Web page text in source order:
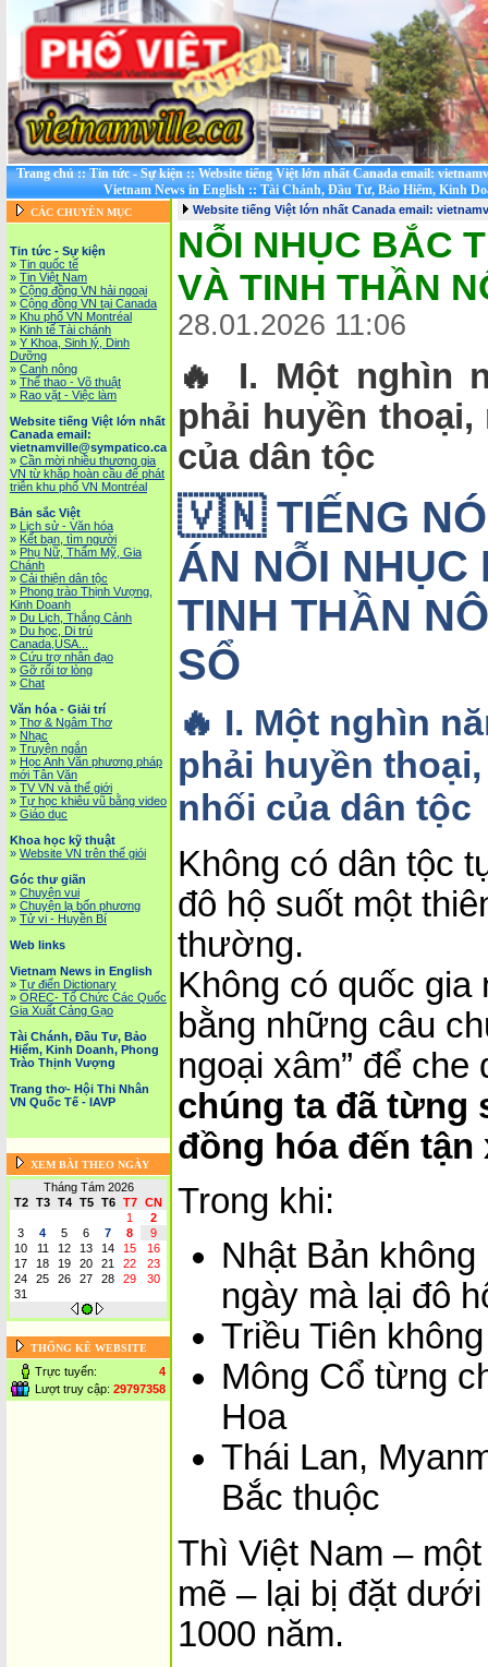
Trang chủ::Tin tức - Sự kiện::Website tiếng Việt lớn nhất Canada email:
Vietnam News in English::Tài Chánh, Đầu Tư, Bảo Hiểm, Kinh
CÁC CHUYÊN MỤC
Tin tức - Sự kiện
» Tin quốc tế
» Tin Việt Nam
» Cộng đồng VN hải ngoại
» Cộng đồng VN tại Canada
» Khu phố VN Montréal
» Kinh tế Tài chánh
» Y Khoa, Sinh lý, Dinh
Dưỡng
» Canh nông
» Thể thao - Võ thuật
» Rao vặt - Việc làm
Website tiếng Việt lớn nhất
Canada email:
vietnamville@sympatico.ca
» Cần mời nhiều thương gia
VN từ khắp hoàn cầu để phát
triễn khu phố VN Montréal
Bản sắc Việt
» Lịch sử - Văn hóa
» Kết bạn, tìm người
» Phụ Nữ, Thẩm Mỹ, Gia
Chánh
» Cải thiện dân tộc
» Phong trào Thịnh Vượng,
Kinh Doanh
» Du Lịch, Thắng Cảnh
» Du học, Di trú
Canada,USA...
» Cứu trợ nhân đạo
» Gỡ rối tơ lòng
» Chat
Văn hóa - Giải trí
» Thơ & Ngâm Thơ
» Nhạc
» Truyện ngắn
» Học Anh Văn phương pháp
mới Tân Văn
» TV VN và thế giới
» Tự học khiêu vũ bằng video
» Giáo dục
Khoa học kỹ thuật
» Website VN trên thế giói
Góc thư giãn
» Chuyện vui
» Chuyện lạ bốn phương
» Tử vi - Huyền Bí
Web links
Vietnam News in English
» Tự điển Dictionary
» OREC- Tố Chức Các Quốc
Gia Xuất Cảng Gạo
Tài Chánh, Đầu Tư, Bảo
Hiểm, Kinh Doanh, Phong
Trào Thịnh Vượng
Trang thơ- Hội Thi Nhân
VN Quốc Tế - IAVP
XEM BÀI THEO NGÀY
Tháng Tám 2026
T2
T3 T4 T5 T6 T7
CN
1
2
3
4 5 6 7 8
9
10
11 12 13 14 15
16
17
18 19 20 21 22
23
24
25 26 27 28 29
30
31
THỐNG KÊ WEBSITE
Trực tuyến:
4
Lượt truy cập: 29797358
Website tiếng Việt lớn nhất Canada email:
NỖI NHỤC BẮC
VÀ TINH THẦN
28.01.2026 11:06
🔥 I. Một nghìn
phải huyền
của dân tộc
🇻🇳 TIẾNG
ÁN NỖI NHỤC
TINH THẦN
SỔ
🔥 I. Một nghìn
phải huyền
nhối của dân tộc
Không có dân tộc
đô hộ suốt một
thường.
Không có quốc
bằng những câu
ngoại xâm” để
chúng ta đã từng
đồng hóa đến
Trong khi:
Nhật Bản
ngày mà lại đô
Triều Tiên
Mông Cổ từng
Hoa
Thái Lan,
Bắc thuộc
Thì Việt Nam –
mẽ – lại bị đặt
1000 năm.